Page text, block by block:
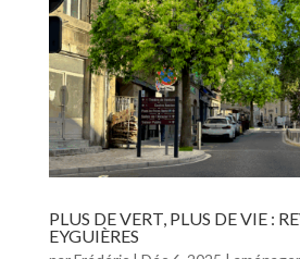
PLUS DE VERT, PLUS DE VIE :
EYGUIÈRES